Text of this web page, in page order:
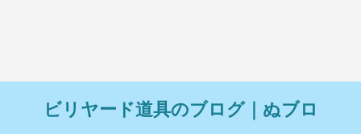
ビリヤード道具のブログ｜ぬブロ